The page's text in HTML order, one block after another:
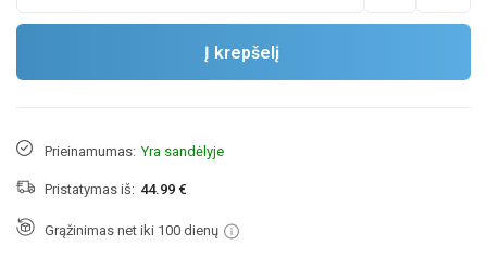
Į krepšelį
Prieinamumas: Yra sandėlyje
Pristatymas iš: 44.99 €
Grąžinimas net iki 100 dienų